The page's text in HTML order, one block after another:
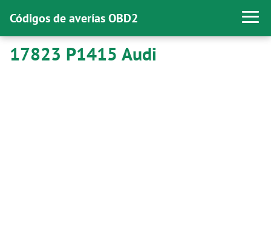
Códigos de averías OBD2
17823 P1415 Audi